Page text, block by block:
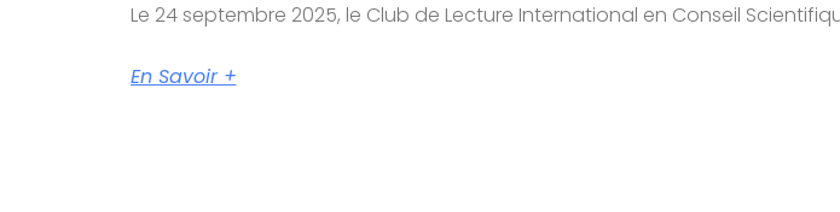
Le 24 septembre 2025, le Club de Lecture International en Conseil
En Savoir +